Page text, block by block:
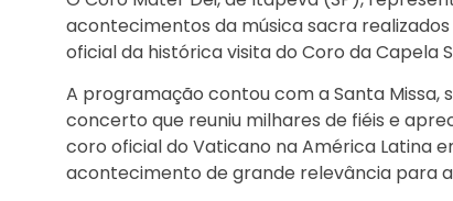
acontecimentos da música sacra
oficial da histórica visita do Coro da Capela
A programação contou com a Santa Missa,
concerto que reuniu milhares de fiéis e
coro oficial do Vaticano na América Latina
acontecimento de grande relevância para